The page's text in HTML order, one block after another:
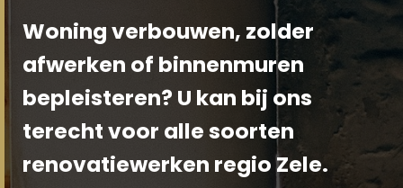
Woning verbouwen, zolder
afwerken of binnenmuren
bepleisteren? U kan bij ons
terecht voor alle soorten
renovatiewerken regio Zele.